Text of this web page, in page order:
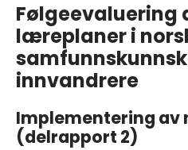
Følgeevaluering
læreplaner i
innvandrere
Implementering
(delrapport 2)